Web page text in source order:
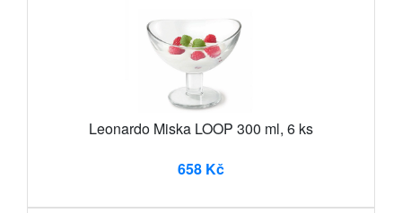
Leonardo Miska LOOP 300 ml, 6 ks
658 Kč